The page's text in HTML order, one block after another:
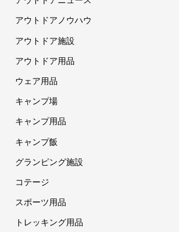
アウトドアノウハウ
アウトドア施設
アウトドア用品
ウェア用品
キャンプ場
キャンプ用品
キャンプ飯
グランピング施設
コテージ
スポーツ用品
トレッキング用品